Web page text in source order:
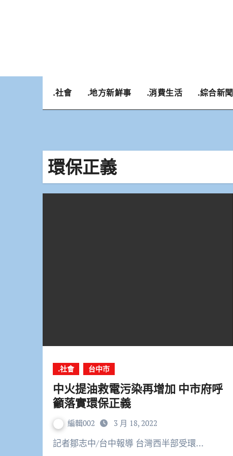
.社會 .地方新鮮事 .消費生活 .綜合新聞
環保正義
.社會 台中市
中火提油救電污染再增加 中市府呼
籲落實環保正義
編輯002 3 月 18, 2022
記者鄒志中/台中報導 台灣西半部受環…